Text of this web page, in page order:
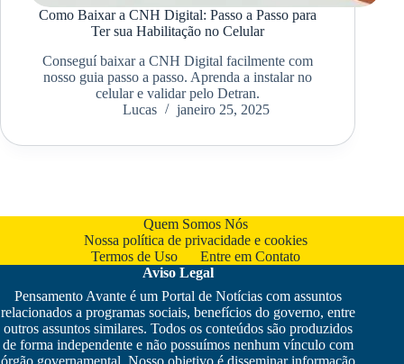
Como Baixar a CNH Digital: Passo a Passo para
Ter sua Habilitação no Celular
Conseguí baixar a CNH Digital facilmente com
nosso guia passo a passo. Aprenda a instalar no
celular e validar pelo Detran.
Lucas
janeiro 25, 2025
Quem Somos Nós
Nossa política de privacidade e cookies
Termos de Uso
Entre em Contato
Aviso Legal
Pensamento Avante é um Portal de Notícias com assuntos
relacionados a programas sociais, benefícios do governo, entre
outros assuntos similares. Todos os conteúdos são produzidos
de forma independente e não possuímos nenhum vínculo com
órgão governamental. Nosso objetivo é disseminar informação